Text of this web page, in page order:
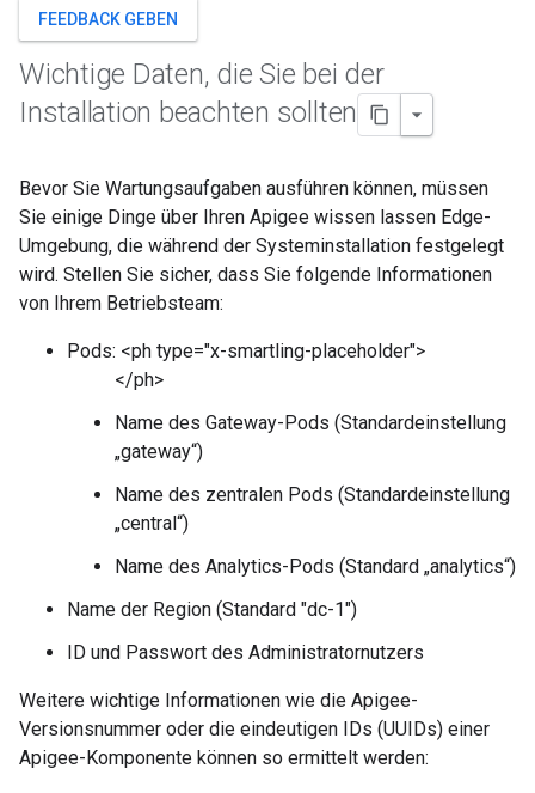
FEEDBACK GEBEN
Wichtige Daten, die Sie bei der
Installation beachten sollten
Bevor Sie Wartungsaufgaben ausführen können, müssen
Sie einige Dinge über Ihren Apigee wissen lassen Edge-
Umgebung, die während der Systeminstallation festgelegt
wird. Stellen Sie sicher, dass Sie folgende Informationen
von Ihrem Betriebsteam:
Pods: <ph type="x-smartling-placeholder">
</ph>
Name des Gateway-Pods (Standardeinstellung
„gateway“)
Name des zentralen Pods (Standardeinstellung
„central“)
Name des Analytics-Pods (Standard „analytics“)
Name der Region (Standard "dc-1")
ID und Passwort des Administratornutzers
Weitere wichtige Informationen wie die Apigee-
Versionsnummer oder die eindeutigen IDs (UUIDs) einer
Apigee-Komponente können so ermittelt werden: